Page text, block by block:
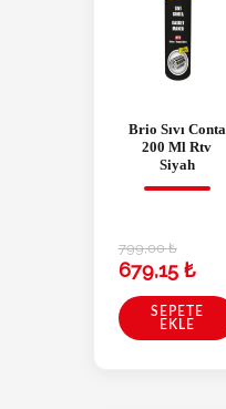
Brio Sıvı Conta
200 Ml Rtv
Siyah
799,00₺
679,15 ₺
SEPETE
EKLE